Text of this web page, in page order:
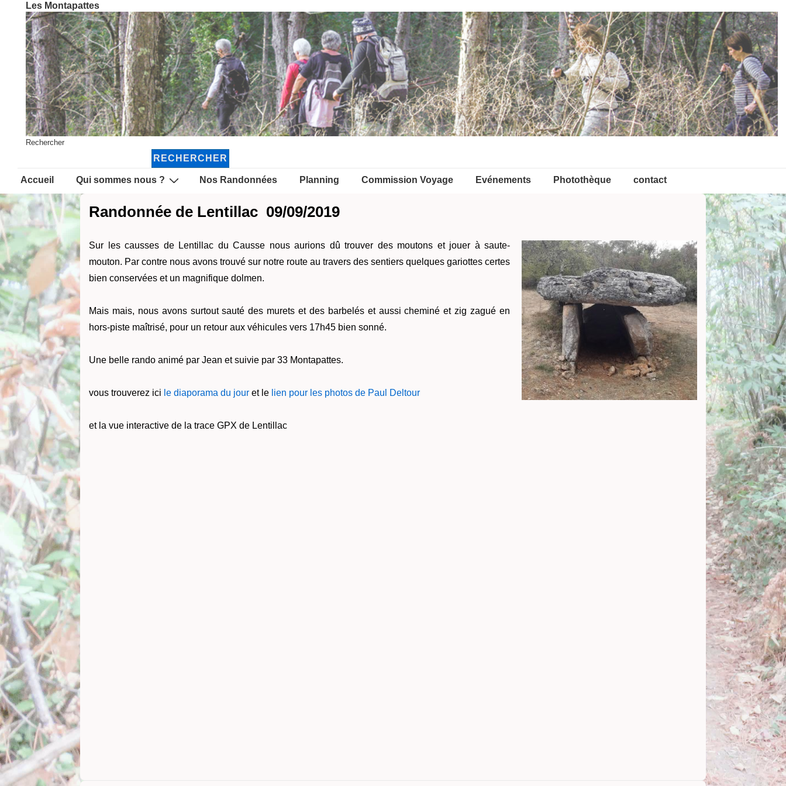
passer
contenu
principal
Les Montapattes
Rechercher
RECHERCHER
Main
Navigation
Accueil Qui sommes nous ? Nos Randonnées Planning Commission Voyage Evénements Photothèque contact
Randonnée de Lentillac 09/09/2019
Sur les causses de Lentillac du Causse nous aurions dû trouver des moutons et jouer à saute-
mouton. Par contre nous avons trouvé sur notre route au travers des sentiers quelques gariottes certes
bien conservées et un magnifique dolmen.
Mais mais, nous avons surtout sauté des murets et des barbelés et aussi cheminé et zig zagué en
hors-piste maîtrisé, pour un retour aux véhicules vers 17h45 bien sonné.
Une belle rando animé par Jean et suivie par 33 Montapattes.
vous trouverez ici le diaporama du jour et le lien pour les photos de Paul Deltour
et la vue interactive de la trace GPX de Lentillac